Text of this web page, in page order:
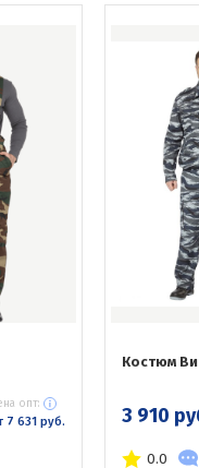
опт:
7 631 руб.
Костюм
3 910
0.0